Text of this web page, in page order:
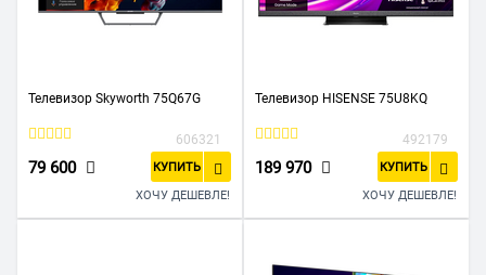
Телевизор Skyworth 75Q67G
606321
79 600 КУПИТЬ
ХОЧУ ДЕШЕВЛЕ!
Телевизор HISENSE 75U8KQ
492179
189 970 КУПИТЬ
ХОЧУ ДЕШЕВЛЕ!